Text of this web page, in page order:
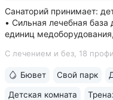
Санаторий принимает:
• Сильная лечебная
единиц
«Лучшая здравница для
С лечением и без, 18
Бювет Свой парк
Детская комната